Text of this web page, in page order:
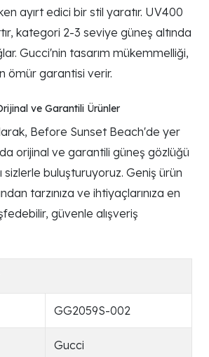
ayırt edici bir stil yaratır. UV400
kategori 2-3 seviye güneş altında
Gucci'nin tasarım mükemmelliği,
ömür garantisi verir.
ve Garantili Ürünler
Before Sunset Beach'de yer
orijinal ve garantili güneş gözlüğü
sizlerle buluşturuyoruz. Geniş ürün
tarzınıza ve ihtiyaçlarınıza en
güvenle alışveriş
GG2059S-002
Gucci